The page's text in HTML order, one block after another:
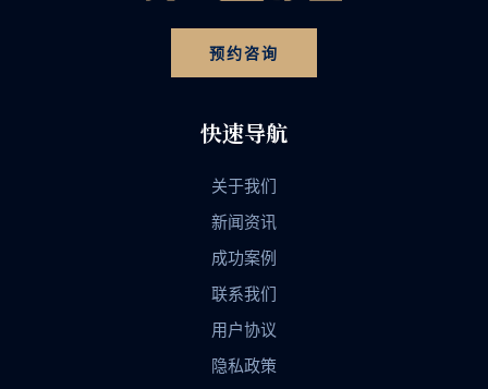
预约咨询
快速导航
关于我们
新闻资讯
成功案例
联系我们
用户协议
隐私政策